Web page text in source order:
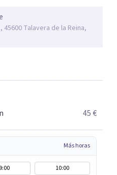
plantearé qué
resolver las situaciones que
ayudar de una manera
Dado que cuando uno
cuanto antes,
tengan la menor
ahorro de tiempo y
Talavera de la Reina,
45 €
Más horas
10:00